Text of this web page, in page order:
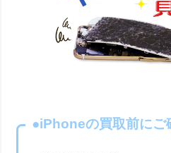
●iPhoneの買取前にご